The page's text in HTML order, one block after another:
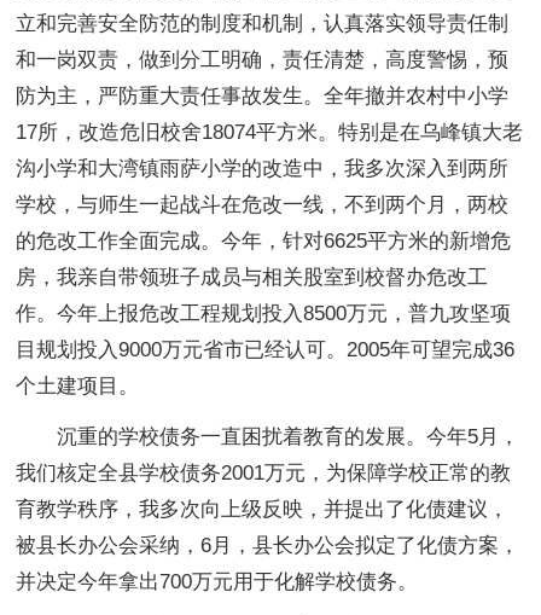
立和完善安全防范的制度和机制，认真落实领导责任制
和一岗双责，做到分工明确，责任清楚，高度警惕，预
防为主，严防重大责任事故发生。全年撤并农村中小学
17所，改造危旧校舍18074平方米。特别是在乌峰镇大老
沟小学和大湾镇雨萨小学的改造中，我多次深入到两所
学校，与师生一起战斗在危改一线，不到两个月，两校
的危改工作全面完成。今年，针对6625平方米的新增危
房，我亲自带领班子成员与相关股室到校督办危改工
作。今年上报危改工程规划投入8500万元，普九攻坚项
目规划投入9000万元省市已经认可。2005年可望完成36
个土建项目。
沉重的学校债务一直困扰着教育的发展。今年5月，
我们核定全县学校债务2001万元，为保障学校正常的教
育教学秩序，我多次向上级反映，并提出了化债建议，
被县长办公会采纳，6月，县长办公会拟定了化债方案，
并决定今年拿出700万元用于化解学校债务。